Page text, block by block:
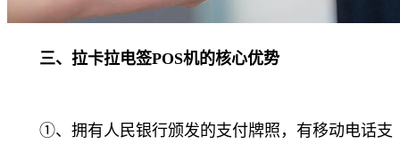
三、拉卡拉电签POS机的核心优势
①、拥有人民银行颁发的支付牌照，有移动电话支